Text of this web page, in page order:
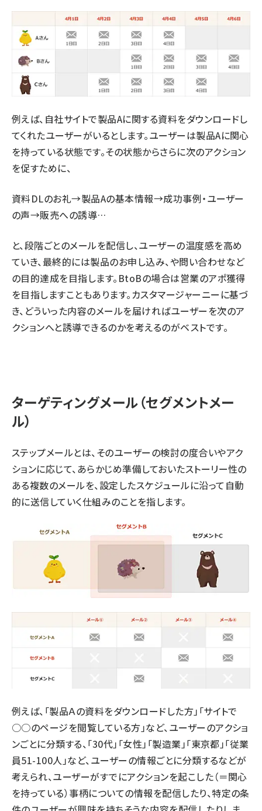
例えば、自社サイトで製品Aに関する資料をダウンロードし
てくれたユーザーがいるとします。ユーザーは製品Aに関心
を持っている状態です。その状態からさらに次のアクション
を促すために、
資料DLのお礼→製品Aの基本情報→成功事例・ユーザー
の声→販売への誘導…
と、段階ごとのメールを配信し、ユーザーの温度感を高め
ていき、最終的には製品のお申し込み、や問い合わせなど
の目的達成を目指します。BtoBの場合は営業のアポ獲得
を目指しますこともあります。カスタマージャーニーに基づ
き、どういった内容のメールを届ければユーザーを次のア
クションへと誘導できるのかを考えるのがベストです。
ターゲティングメール（セグメントメー
ル）
ステップメールとは、そのユーザーの検討の度合いやアク
ションに応じて、あらかじめ準備しておいたストーリー性の
ある複数のメールを、設定したスケジュールに沿って自動
的に送信していく仕組みのことを指します。
例えば、「製品Ａの資料をダウンロードした方」「サイトで
○○のページを閲覧している方」など、ユーザーのアクショ
ンごとに分類する、「30代」「女性」「製造業」「東京都」「従業
員51-100人」など、ユーザーの情報ごとに分類するなどが
考えられ、ユーザーがすでにアクションを起こした（＝関心
を持っている）事柄についての情報を配信したり、特定の条